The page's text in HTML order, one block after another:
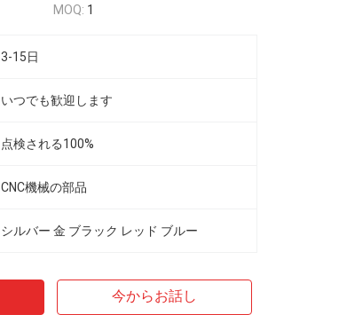
MOQ: 1
3-15日
いつでも歓迎します
点検される100%
CNC機械の部品
シルバー 金 ブラック レッド ブルー
今からお話し